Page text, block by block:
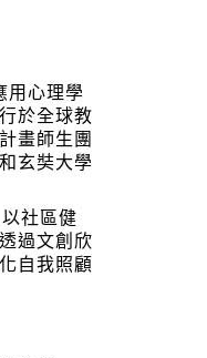
用心理學
於全球教
畫師生團
玄奘大學
社區健
過文創欣
自我照顧